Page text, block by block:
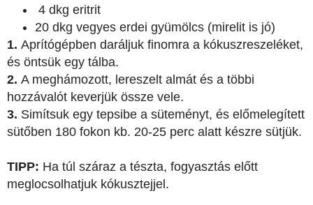
4 dkg eritrit
20 dkg vegyes erdei gyümölcs (mirelit is jó)
1. Aprítógépben daráljuk finomra a kókuszreszeléket,
és öntsük egy tálba.
2. A meghámozott, lereszelt almát és a többi
hozzávalót keverjük össze vele.
3. Simítsuk egy tepsibe a süteményt, és előmelegített
sütőben 180 fokon kb. 20-25 perc alatt készre sütjük.
TIPP: Ha túl száraz a tészta, fogyasztás előtt
meglocsolhatjuk kókusztejjel.